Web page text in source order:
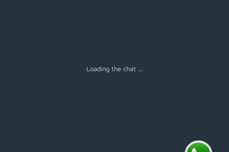
Loading the chat ...